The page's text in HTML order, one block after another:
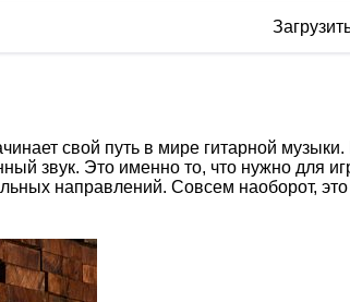
свой путь в мире гитарной
звук. Это именно то, что нужно для
направлений. Совсем наоборот,